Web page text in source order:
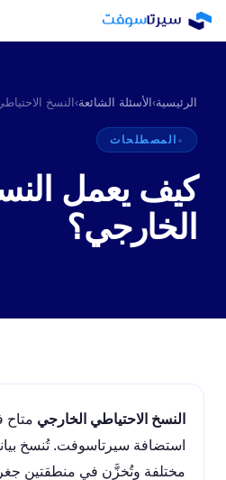
الرئيسية› الأسئلة الشائعة› النسخ
المصطلحات
كيف يعمل
الخارجي؟
النسخ الاحتياطي الخارجي
استضافة سيرتاسوفت. تُنسخ
مختلفة وتُخزَّن في منطقتين